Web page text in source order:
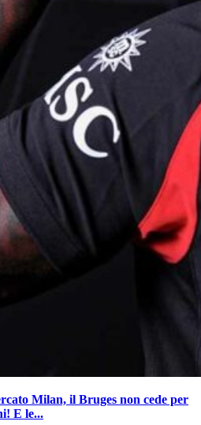
Milan, il Bruges non cede per
E le...